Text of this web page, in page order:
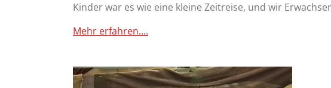
Kinder war es wie eine kleine Zeitreise, und wir
Mehr erfahren....